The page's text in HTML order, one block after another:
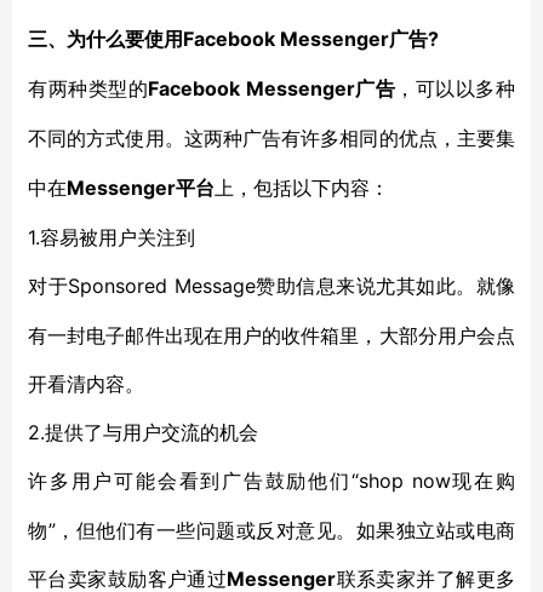
三、为什么要使用 Facebook Messenger广告?
有两种类型的Facebook Messenger广告 ，可以以多种
不同的方式使用。这两种广告有许多相同的优点，主要集
中在Messenger平台 上，包括以下内容：
1.容易被用户关注到
对于Sponsored Message赞助信息来说尤其如此。就像
有一封电子邮件出现在用户的收件箱里，大部分用户会点
开看清内容。
2.提供了与用户交流的机会
许多用户可能会看到广告鼓励他们“shop now现在购
物”，但他们有一些问题或反对意见。如果独立站或电商
平台卖家鼓励客户通过Messenger联系卖家并了解更多